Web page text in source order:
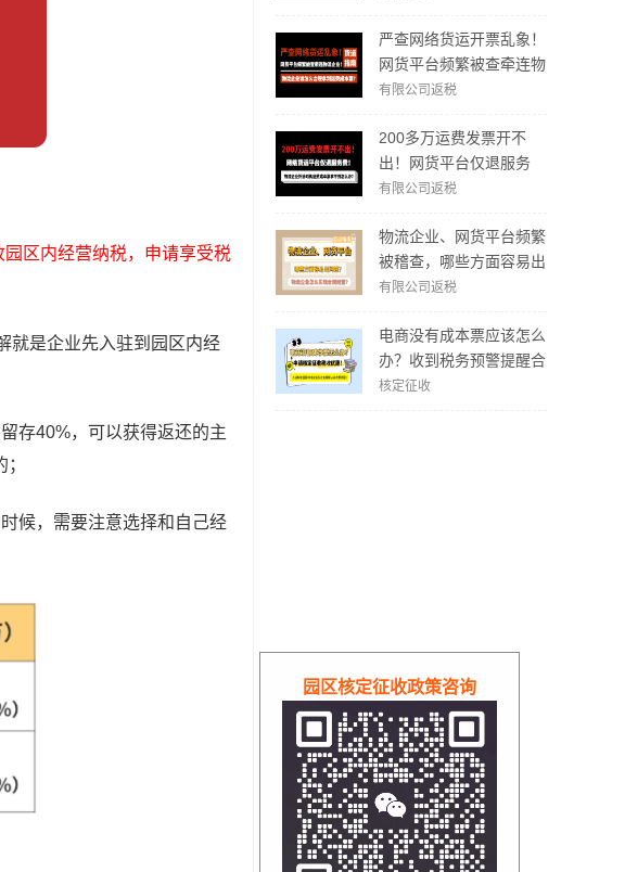
严查网络货运开票乱象！
网货平台频繁被查牵连物
流企业！物流企业该怎么
有限公司返税
200多万运费发票开不
出！网货平台仅退服务
费，运费成本拿不到怎么
有限公司返税
物流企业、网货平台频繁
被稽查，哪些方面容易出
现问题？怎么实现合规经
有限公司返税
电商没有成本票应该怎么
办？收到税务预警提醒合
规解决方案！
核定征收
区内经营纳税，申请享受税
就是企业先入驻到园区内经
存40%，可以获得返还的主
候，需要注意选择和自己经
园区核定征收政策咨询